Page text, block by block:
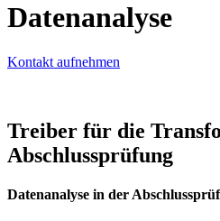
Datenanalyse
Kontakt aufnehmen
Treiber für die
Abschlussprüfung
Datenanalyse in der